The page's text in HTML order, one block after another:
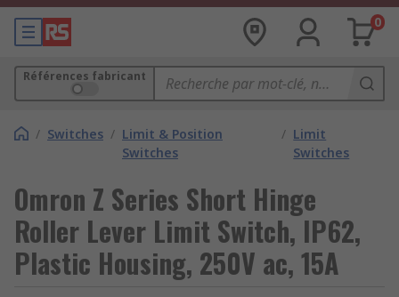
0
Références fabricant
/ Switches / Limit & Position
Switches
/ Limit
Switches
Omron Z Series Short Hinge
Roller Lever Limit Switch, IP62,
Plastic Housing, 250V ac, 15A